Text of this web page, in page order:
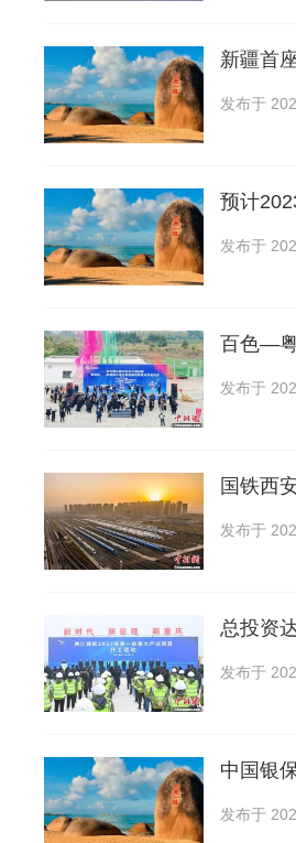
新疆首
发布于
预计
发布于
百色—
发布于
国铁西
发布于
总投资
发布于
中国银
发布于